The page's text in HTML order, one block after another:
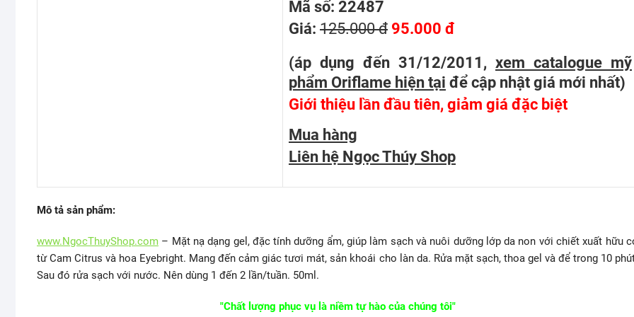
Mã số: 22487
Giá: 125.000 đ 95.000 đ
(áp dụng đến 31/12/2011, xem catalogue mỹ
phẩm Oriflame hiện tại để cập nhật giá mới nhất)
Giới thiệu lần đầu tiên, giảm giá đặc biệt
Mua hàng
Liên hệ Ngọc Thúy Shop
Mô tả sản phẩm:
www.NgocThuyShop.com – Mặt nạ dạng gel, đặc tính dưỡng ẩm, giúp làm sạch và nuôi dưỡng lớp da non với chiết xuất hữu
từ Cam Citrus và hoa Eyebright. Mang đến cảm giác tươi mát, sản khoái cho làn da. Rửa mặt sạch, thoa gel và để trong 10
Sau đó rửa sạch với nước. Nên dùng 1 đến 2 lần/tuần. 50ml.
"Chất lượng phục vụ là niềm tự hào của chúng tôi"